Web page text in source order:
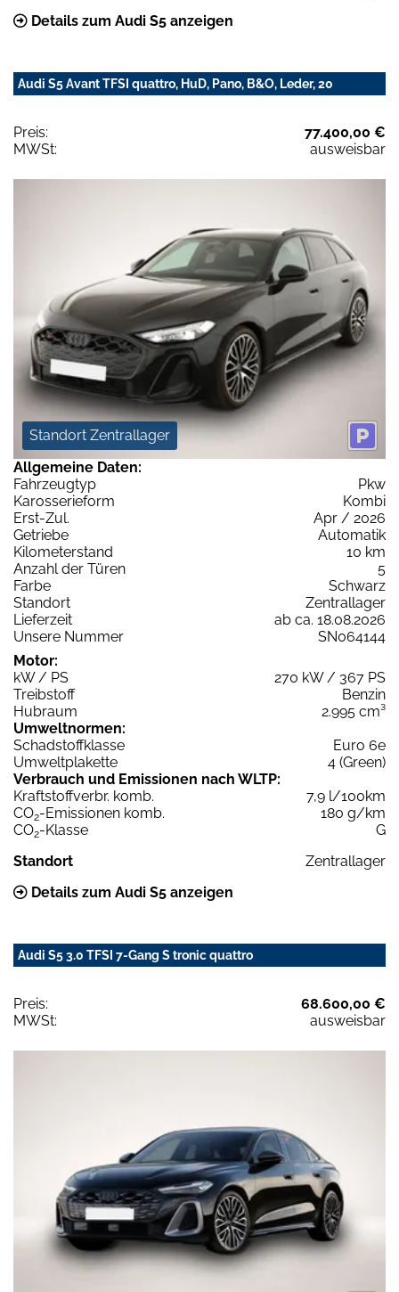
Details zum Audi S5 anzeigen
Audi S5 Avant TFSI quattro, HuD, Pano, B&O, Leder, 20
Preis:
77.400,00 €
MWSt:
ausweisbar
Standort Zentrallager
Allgemeine Daten:
Fahrzeugtyp
Pkw
Karosserieform
Kombi
Erst-Zul.
Apr / 2026
Getriebe
Automatik
Kilometerstand
10 km
Anzahl der Türen
5
Farbe
Schwarz
Standort
Zentrallager
Lieferzeit
ab ca. 18.08.2026
Unsere Nummer
SN064144
Motor:
kW / PS
270 kW / 367 PS
Treibstoff
Benzin
Hubraum
2.995 cm³
Umweltnormen:
Schadstoffklasse
Euro 6e
Umweltplakette
4 (Green)
Verbrauch und Emissionen nach WLTP:
Kraftstoffverbr. komb.
7,9 l/100km
CO2-Emissionen komb.
180 g/km
CO2-Klasse
G
Standort
Zentrallager
Details zum Audi S5 anzeigen
Audi S5 3.0 TFSI 7-Gang S tronic quattro
Preis:
68.600,00 €
MWSt:
ausweisbar